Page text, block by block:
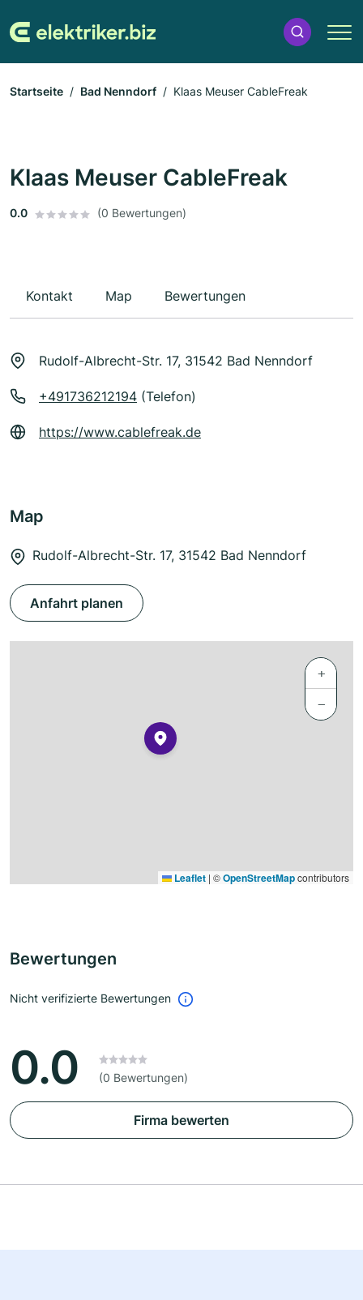
Startseite Bad Nenndorf Klaas Meuser CableFreak
Klaas Meuser CableFreak
0.0 (0 Bewertungen)
Kontakt Map Bewertungen
Rudolf-Albrecht-Str. 17, 31542 Bad Nenndorf
+491736212194 (Telefon)
https://www.cablefreak.de
Map
Rudolf-Albrecht-Str. 17, 31542 Bad Nenndorf
Anfahrt planen
+
−
Leaflet | ©OpenStreetMapcontributors
Bewertungen
Nicht verifizierte Bewertungen
0.0 (0 Bewertungen)
Firma bewerten